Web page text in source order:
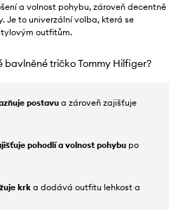
a volnost pohybu, zároveň decentně
Je to univerzální volba, která se
outfitům.
bavlněné tričko Tommy Hilfiger?
postavu a zároveň zajišťuje
pohodlí a volnost pohybu po
krk a dodává outfitu lehkost a